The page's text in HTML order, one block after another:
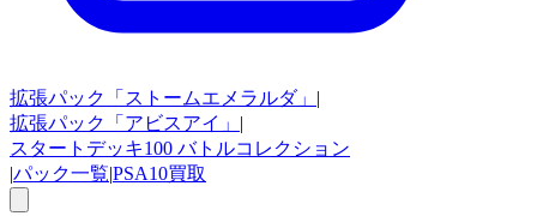
拡張パック 「ストームエメラルダ」 |
拡張パック
「アビスアイ」 |
スタートデッキ100 バトルコレクション
|パック一覧|PSA10買取